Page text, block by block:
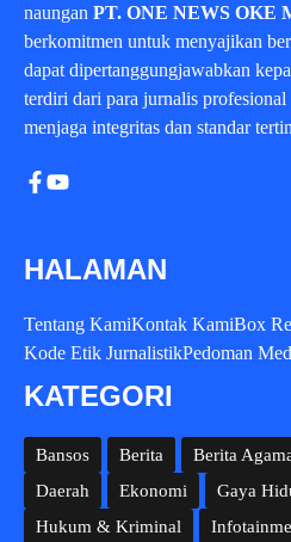
naungan PT. ONE NEWS OKE
berkomitmen untuk menyajikan
dapat dipertanggungjawabkan
terdiri dari para jurnalis
menjaga integritas dan standar
HALAMAN
Tentang KamiKontak KamiBox
Kode Etik JurnalistikPedoman
KATEGORI
Bansos Berita Berita
Daerah
Ekonomi Gaya
Hukum & Kriminal